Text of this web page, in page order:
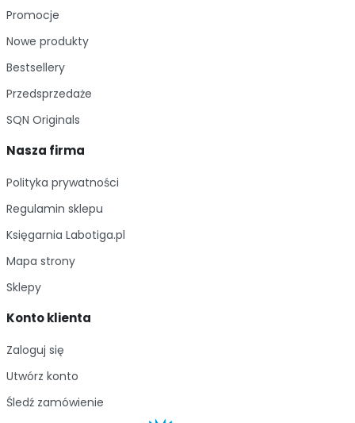
Promocje
Nowe produkty
Bestsellery
Przedsprzedaże
SQN Originals
Nasza firma
Polityka prywatności
Regulamin sklepu
Księgarnia Labotiga.pl
Mapa strony
Sklepy
Konto klienta
Zaloguj się
Utwórz konto
Śledź zamówienie